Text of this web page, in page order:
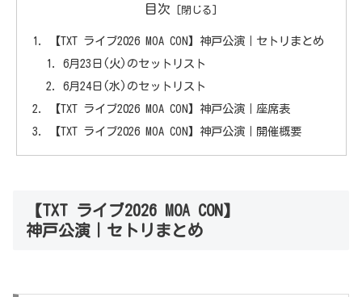
目次
【TXT ライブ2026 MOA CON】神戸公演｜セトリまとめ
6月23日(火)のセットリスト
6月24日(水)のセットリスト
【TXT ライブ2026 MOA CON】神戸公演｜座席表
【TXT ライブ2026 MOA CON】神戸公演｜開催概要
【TXT ライブ2026 MOA CON】
神戸公演｜セトリまとめ